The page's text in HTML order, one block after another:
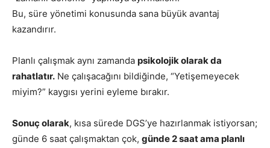
Bu, süre yönetimi konusunda sana büyük avantaj
kazandırır.
Planlı çalışmak aynı zamanda psikolojik olarak da
rahatlatır. Ne çalışacağını bildiğinde, “Yetişemeyecek
miyim?” kaygısı yerini eyleme bırakır.
Sonuç olarak, kısa sürede DGS’ye hazırlanmak istiyorsan;
günde 6 saat çalışmaktan çok, günde 2 saat ama planlı